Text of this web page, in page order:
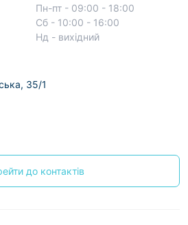
Пн-пт - 09:00 - 18:00
Сб - 10:00 - 16:00
Нд - вихідний
35/1
до контактів